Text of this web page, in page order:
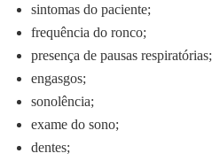
sintomas do paciente;
frequência do ronco;
presença de pausas respiratórias;
engasgos;
sonolência;
exame do sono;
dentes;